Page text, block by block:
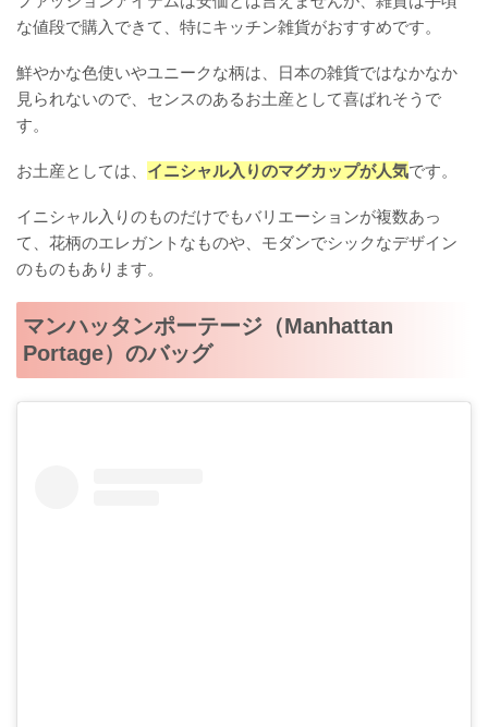
な値段で購入できて、特にキッチン雑貨がおすすめです。
鮮やかな色使いやユニークな柄は、日本の雑貨ではなかなか
見られないので、センスのあるお土産として喜ばれそうで
す。
お土産としては、 イニシャル入りのマグカップが人気です。
イニシャル入りのものだけでもバリエーションが複数あっ
て、花柄のエレガントなものや、モダンでシックなデザイン
のものもあります。
マンハッタンポーテージ（Manhattan
Portage）のバッグ